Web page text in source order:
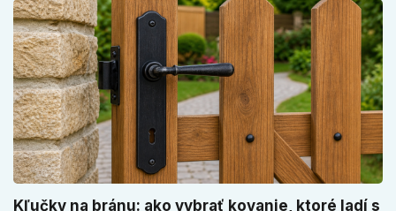
Kľučky na bránu: ako vybrať kovanie, ktoré ladí s